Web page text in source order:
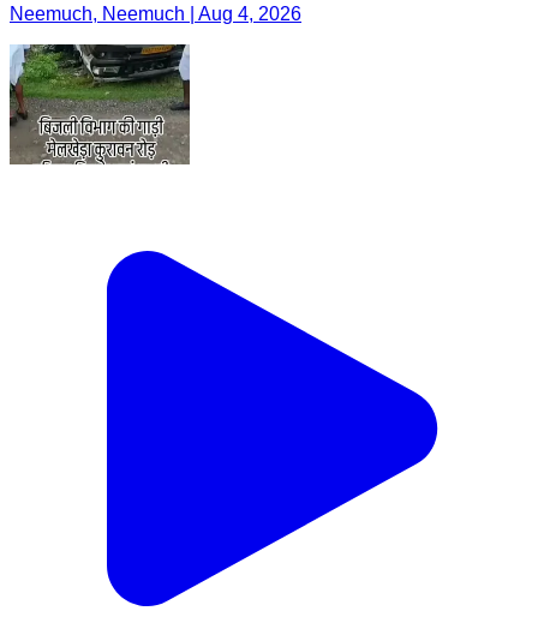
Neemuch, Neemuch | Aug 4, 2026